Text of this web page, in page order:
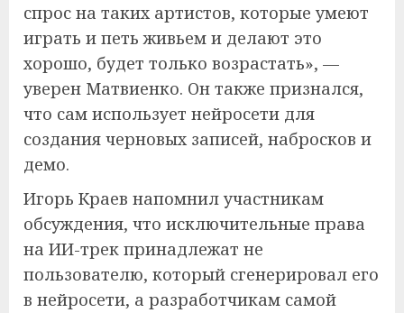
спрос на таких артистов, которые умеют
играть и петь живьем и делают это
хорошо, будет только возрастать», —
уверен Матвиенко. Он также признался,
что сам использует нейросети для
создания черновых записей, набросков и
демо.
Игорь Краев напомнил участникам
обсуждения, что исключительные права
на ИИ-трек принадлежат не
пользователю, который сгенерировал его
в нейросети, а разработчикам самой